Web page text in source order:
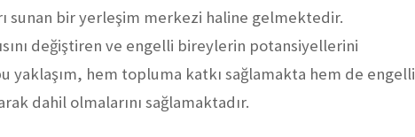
sunan bir yerleşim merkezi haline gelmektedir.
değiştiren ve engelli bireylerin potansiyellerini
yaklaşım, hem topluma katkı sağlamakta hem de engelli
dahil olmalarını sağlamaktadır.